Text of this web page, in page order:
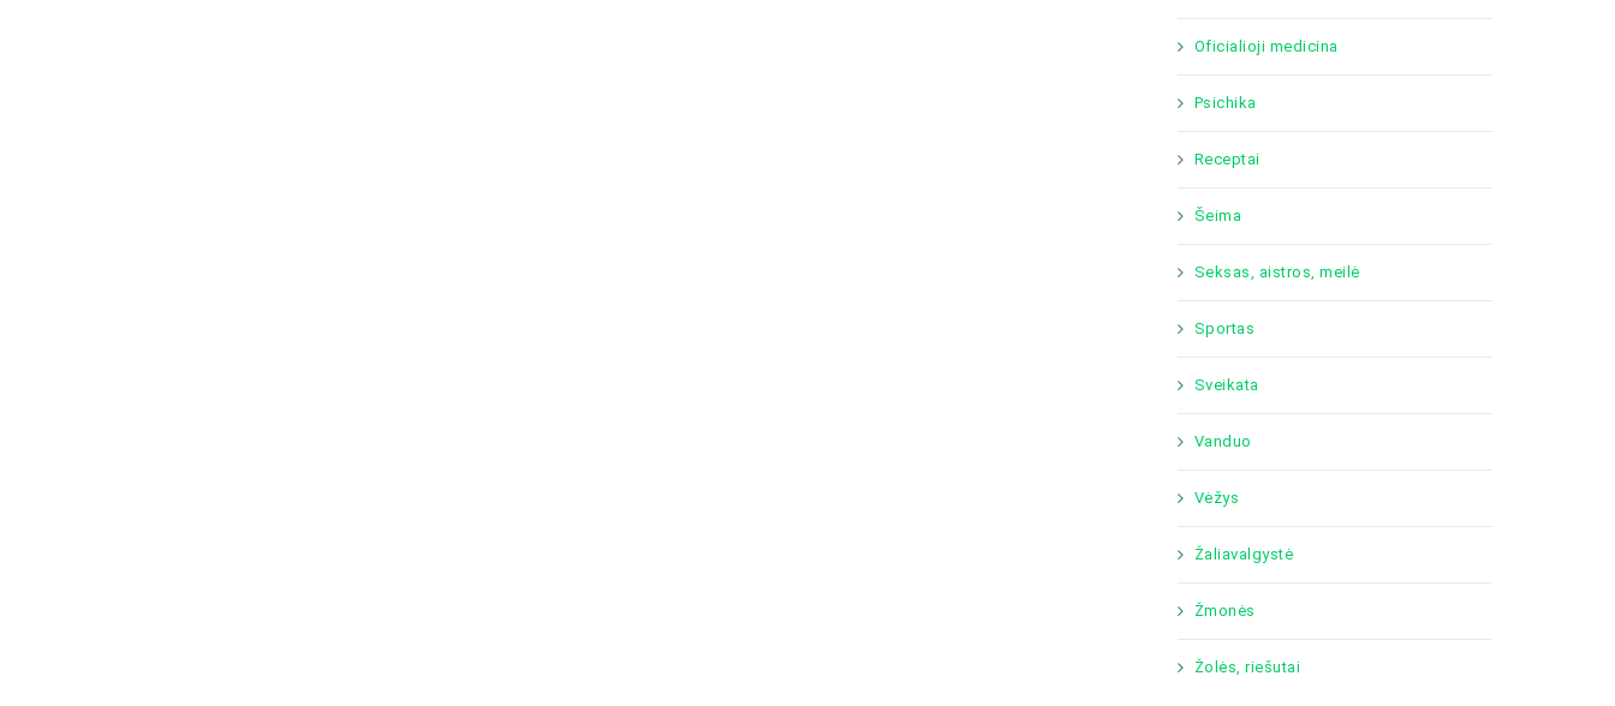
Oficialioji medicina
Psichika
Receptai
Šeima
Seksas, aistros, meilė
Sportas
Sveikata
Vanduo
Vėžys
Žaliavalgystė
Žmonės
Žolės, riešutai